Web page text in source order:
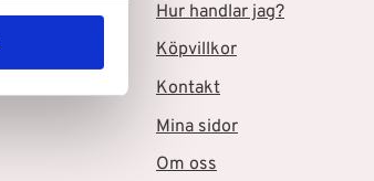
Hur handlar jag?
Köpvillkor
Kontakt
Mina sidor
Om oss